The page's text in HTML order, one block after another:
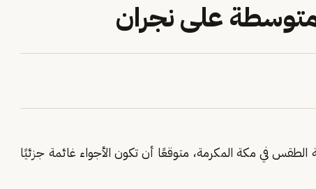
على نجران
الطقس في مكة المكرمة، متوقعًا أن تكون الأجواء غائمة جزئيًا